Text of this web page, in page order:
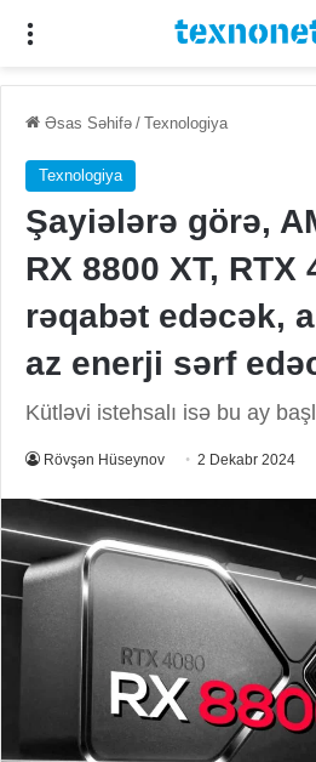
Əsas Səhifə / Texnologiya
Texnologiya
Şayiələrə görə,
RX 8800 XT, RTX
rəqabət edəcək,
az enerji sərf
Kütləvi istehsalı isə bu ay
Rövşən Hüseynov 2 Dekabr 2024